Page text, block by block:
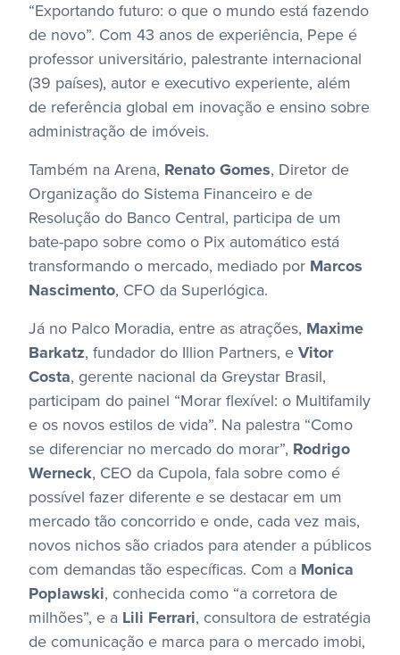
“Exportando futuro: o que o mundo está fazendo
de novo”. Com 43 anos de experiência, Pepe é
professor universitário, palestrante internacional
(39 países), autor e executivo experiente, além
de referência global em inovação e ensino sobre
administração de imóveis.
Também na Arena, Renato Gomes, Diretor de
Organização do Sistema Financeiro e de
Resolução do Banco Central, participa de um
bate-papo sobre como o Pix automático está
transformando o mercado, mediado por Marcos
Nascimento, CFO da Superlógica.
Já no Palco Moradia, entre as atrações, Maxime
Barkatz, fundador do Illion Partners, e Vitor
Costa, gerente nacional da Greystar Brasil,
participam do painel “Morar flexível: o Multifamily
e os novos estilos de vida”. Na palestra “Como
se diferenciar no mercado do morar”, Rodrigo
Werneck, CEO da Cupola, fala sobre como é
possível fazer diferente e se destacar em um
mercado tão concorrido e onde, cada vez mais,
novos nichos são criados para atender a públicos
com demandas tão específicas. Com a Monica
Poplawski, conhecida como “a corretora de
milhões”, e a Lili Ferrari, consultora de estratégia
de comunicação e marca para o mercado imobi,